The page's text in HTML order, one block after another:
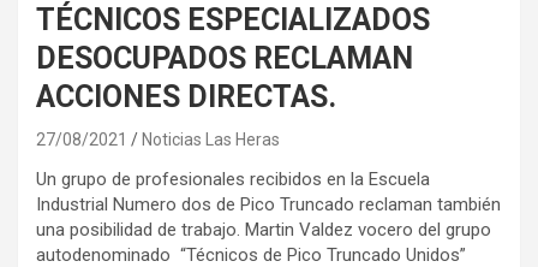
TÉCNICOS ESPECIALIZADOS
DESOCUPADOS RECLAMAN
ACCIONES DIRECTAS.
27/08/2021 Noticias Las Heras
Un grupo de profesionales recibidos en la Escuela
Industrial Numero dos de Pico Truncado reclaman también
una posibilidad de trabajo. Martin Valdez vocero del grupo
autodenominado “Técnicos de Pico Truncado Unidos”